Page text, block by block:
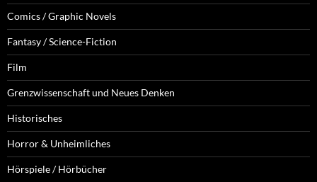
Comics / Graphic Novels
Fantasy / Science-Fiction
Film
Grenzwissenschaft und Neues Denken
Historisches
Horror & Unheimliches
Hörspiele / Hörbücher